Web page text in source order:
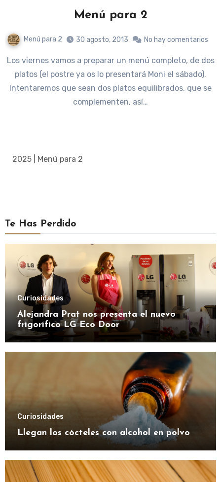
Menú para 2
Menú para 2 30 agosto, 2013 No hay comentarios
Los viernes vamos a preparar un menú completo, de dos
platos (el postre ya os lo presentará Moni el sábado).
Intentaremos que sean dos platos equilibrados, que se
complementen, así…
2025 | Menú para 2
Te Has Perdido
Curiosidades
Alejandra Prat nos presenta el nuevo
frigorífico LG Eco Door
Curiosidades
Llegan los cócteles con alcohol en polvo